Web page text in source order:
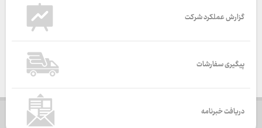
گزارش عملکرد شرکت
پیگیری سفارشات
دریافت خبرنامه